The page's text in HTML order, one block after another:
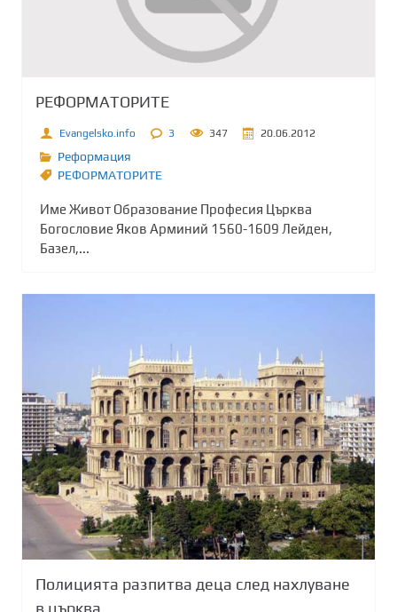
РЕФОРМАТОРИТЕ
Evangelsko.info 3 347 20.06.2012
Реформация
РЕФОРМАТОРИТЕ
Име Живот Образование Професия Църква
Богословие Яков Арминий 1560-1609 Лейден,
Базел,...
Полицията разпитва деца след нахлуване
в църква